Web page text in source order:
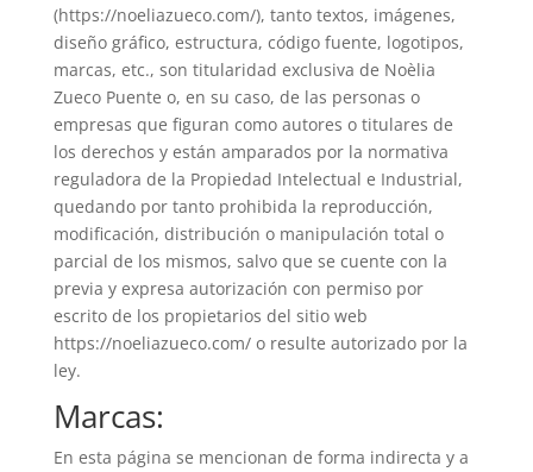
(https://noeliazueco.com/), tanto textos, imágenes,
diseño gráfico, estructura, código fuente, logotipos,
marcas, etc., son titularidad exclusiva de Noèlia
Zueco Puente o, en su caso, de las personas o
empresas que figuran como autores o titulares de
los derechos y están amparados por la normativa
reguladora de la Propiedad Intelectual e Industrial,
quedando por tanto prohibida la reproducción,
modificación, distribución o manipulación total o
parcial de los mismos, salvo que se cuente con la
previa y expresa autorización con permiso por
escrito de los propietarios del sitio web
https://noeliazueco.com/ o resulte autorizado por la
ley.
Marcas:
En esta página se mencionan de forma indirecta y a